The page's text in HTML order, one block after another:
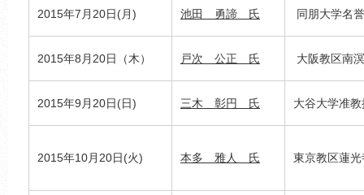
2015年7月20日(月) 池田 勇諦 氏 同朋大学名
2015年8月20日（木） 戸次 公正 氏 大阪教区南
2015年9月20日(日) 三木 彰円 氏 大谷大学准教
2015年10月20日(火) 本多 雅人 氏 東京教区蓮